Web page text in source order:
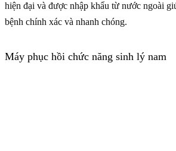
hiện đại và được nhập khẩu từ nước ngoài
bệnh chính xác và nhanh chóng.
Máy phục hồi chức năng sinh lý nam